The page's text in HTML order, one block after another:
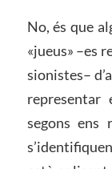
No, és que
«jueus» –es
sionistes–
segons ens